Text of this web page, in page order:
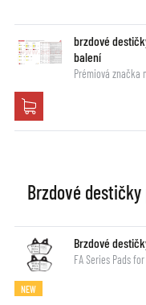
brzdové
balení
Prémiová značka
Brzdové destičky
Brzdové
FA Series Pads
NEW